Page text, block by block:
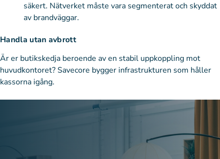
säkert. Nätverket måste vara segmenterat och skyddat
av brandväggar.
Handla utan avbrott
Är er butikskedja beroende av en stabil uppkoppling mot
huvudkontoret? Savecore bygger infrastrukturen som håller
kassorna igång.